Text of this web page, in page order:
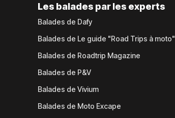
Les balades par les experts
Balades de Dafy
Balades de Le guide "Road Trips à moto"
Balades de Roadtrip Magazine
Balades de P&V
Balades de Vivium
Balades de Moto Excape